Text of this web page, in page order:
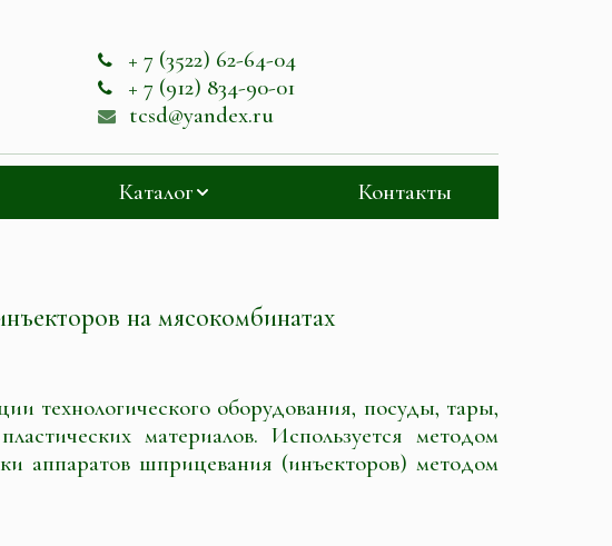
+ 7 (3522) 62-64-04
+ 7 (912) 834-90-01
tcsd@yandex.ru
Каталог Контакты
на мясокомбинатах
технологического оборудования, посуды, тары,
материалов. Используется методом
аппаратов шприцевания (инъекторов) методом